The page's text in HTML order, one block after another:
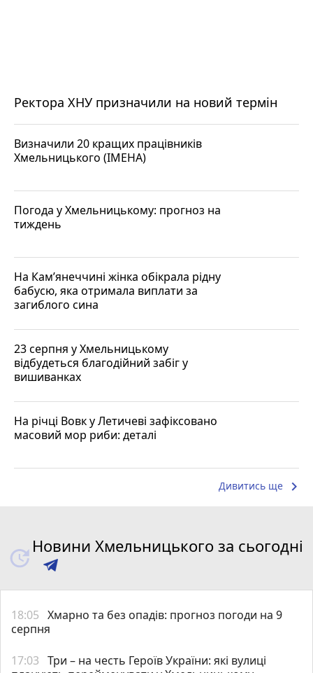
Ректора ХНУ призначили на новий термін
Визначили 20 кращих працівників
Хмельницького (ІМЕНА)
Погода у Хмельницькому: прогноз на
тиждень
На Кам’янеччині жінка обікрала рідну
бабусю, яка отримала виплати за
загиблого сина
23 серпня у Хмельницькому
відбудеться благодійний забіг у
вишиванках
На річці Вовк у Летичеві зафіксовано
масовий мор риби: деталі
Дивитись ще keyboard_arrow_right
Новини Хмельницького за сьогодні
18:05 Хмарно та без опадів: прогноз погоди на 9
серпня
17:03 Три – на честь Героїв України: які вулиці